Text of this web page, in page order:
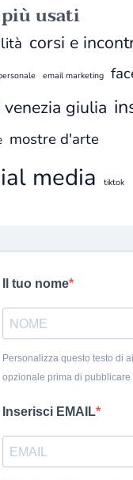
usati
corsi e
email marketing
giulia
mostre d'arte
media tiktok
Il tuo nome
Personalizza questo testo di
opzionale prima di pubblicare
Inserisci EMAIL